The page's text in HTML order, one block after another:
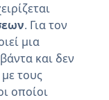
. Για τον
μια
και δεν
τους
οποίοι